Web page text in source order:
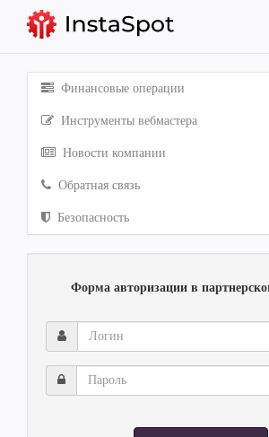
Финансовые операции
Инструменты вебмастера
Новости компании
Обратная связь
Безопасность
Форма авторизации в
Логин
Пароль